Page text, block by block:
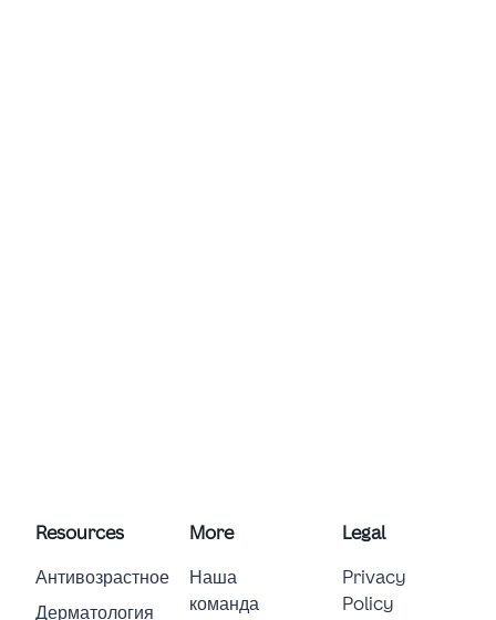
Resources
Антивозрастное
Дерматология
More
Наша
команда
Legal
Privacy
Policy